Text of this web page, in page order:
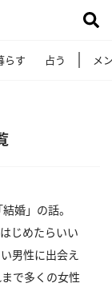
らす 占う メ
婚」の話。
じめたらいい
男性に出会え
で多くの女性